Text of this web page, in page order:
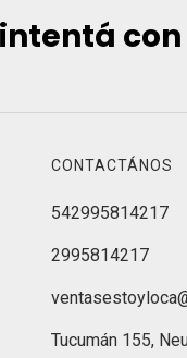
CONTACTÁNOS
542995814217
2995814217
Tucumán 155,